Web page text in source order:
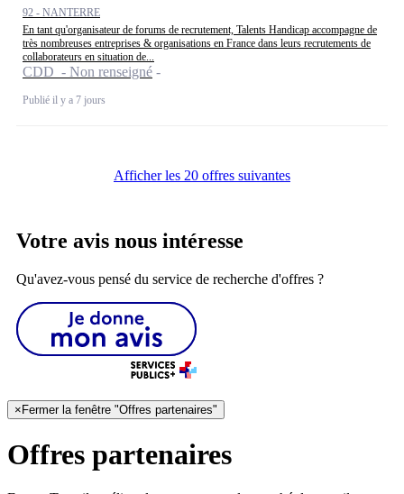
92 - NANTERRE
En tant qu'organisateur de forums de recrutement, Talents Handicap accompagne de
très nombreuses entreprises & organisations en France dans leurs recrutements de
collaborateurs en situation de...
CDD - Non renseigné
Publié il y a 7 jours
Afficher les 20 offres suivantes
Votre avis nous intéresse
Qu'avez-vous pensé du service de recherche d'offres ?
×Fermer la fenêtre "Offres partenaires"
Offres partenaires